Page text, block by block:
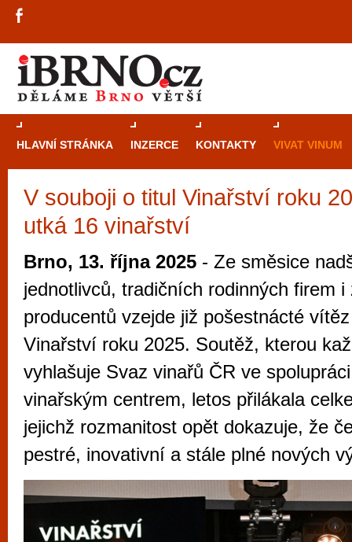
HLAVNÍ STRÁNKA INZERCE KONTAKTY VIVAT VINUM
V souboji o titul Vinařství roku
utká 16 vinařství
Brno, 13. října 2025 - Ze směsice
jednotlivců, tradičních rodinných firem i
producentů vzejde již pošestnácté
Vinařství roku 2025. Soutěž, kterou
vyhlašuje Svaz vinařů ČR ve
vinařským centrem, letos přilákala
jejichž rozmanitost opět dokazuje, že
pestré, inovativní a stále plné nových
Průvodce
Brno je
zajímavé
restaurace,
Mimo jiné je ale také místem, kde si
vyzkoušet různé kasinové hry. V
metropoli naleznete širokou nabídku her
po moderní automaty jak pro pravidelné
příležitostné hráče. V...